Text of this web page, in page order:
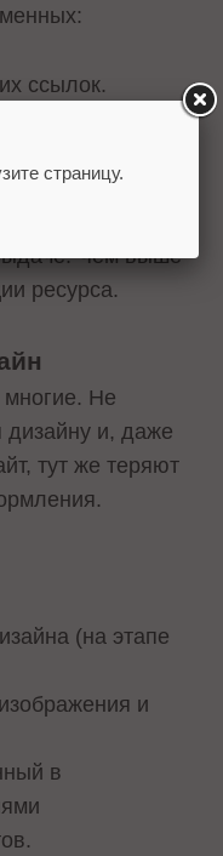
ссылок.
Чем выше
ресурса.
многие. Не
и, даже
тут же теряют
(на этапе
и
в
страницу.